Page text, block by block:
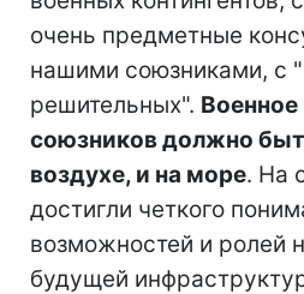
очень предметные
нашими союзниками, с
решительных". Военное
союзников должно
воздухе, и на море. На
достигли четкого
возможностей и ролей
будущей